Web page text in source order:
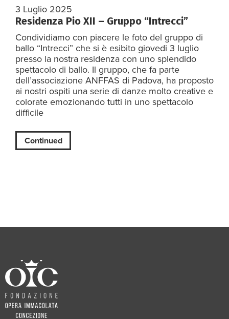
3 Luglio 2025
Residenza Pio XII – Gruppo “Intrecci”
Condividiamo con piacere le foto del gruppo di
ballo “Intrecci” che si è esibito giovedi 3 luglio
presso la nostra residenza con uno splendido
spettacolo di ballo. Il gruppo, che fa parte
dell’associazione ANFFAS di Padova, ha proposto
ai nostri ospiti una serie di danze molto creative e
colorate emozionando tutti in uno spettacolo
difficile
Continued